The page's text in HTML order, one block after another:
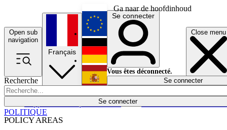
Ga naar de hoofdinhoud
Open sub
navigation
Close menu
Recherche
Se connecter
POLICY AREAS
Économie
Français
English
Deutsch
Español
Se connecter
Vous êtes déconnecté.
Se connecter
POLITIQUE